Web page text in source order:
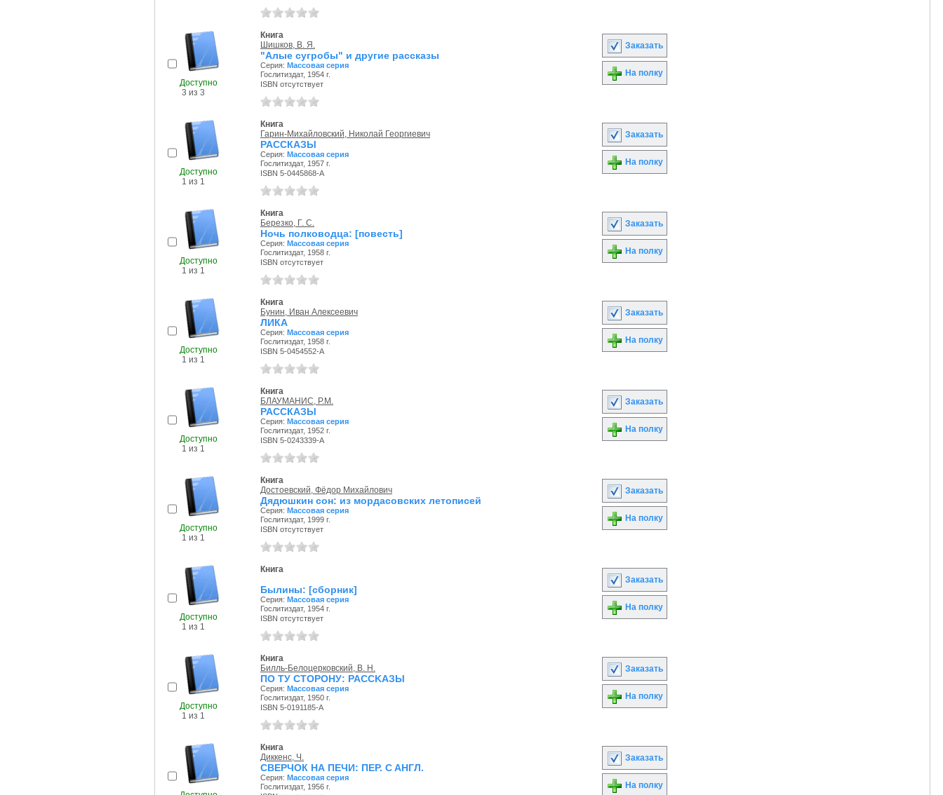
Доступно
3 из 3
Книга
Шишков, В. Я.
"Алые сугробы" и другие рассказы
Серия: Массовая серия
Гослитиздат, 1954 г.
ISBN отсутствует
Заказать
На полку
Доступно
1 из 1
Книга
Гарин-Михайловский, Николай Георгиевич
РАССКАЗЫ
Серия: Массовая серия
Гослитиздат, 1957 г.
ISBN 5-0445868-А
Заказать
На полку
Доступно
1 из 1
Книга
Березко, Г. С.
Ночь полководца: [повесть]
Серия: Массовая серия
Гослитиздат, 1958 г.
ISBN отсутствует
Заказать
На полку
Доступно
1 из 1
Книга
Бунин, Иван Алексеевич
ЛИКА
Серия: Массовая серия
Гослитиздат, 1958 г.
ISBN 5-0454552-А
Заказать
На полку
Доступно
1 из 1
Книга
БЛАУМАНИС, Р.М.
РАССКАЗЫ
Серия: Массовая серия
Гослитиздат, 1952 г.
ISBN 5-0243339-А
Заказать
На полку
Доступно
1 из 1
Книга
Достоевский, Фёдор Михайлович
Дядюшкин сон: из мордасовских летописей
Серия: Массовая серия
Гослитиздат, 1999 г.
ISBN отсутствует
Заказать
На полку
Доступно
1 из 1
Книга
Былины: [сборник]
Серия: Массовая серия
Гослитиздат, 1954 г.
ISBN отсутствует
Заказать
На полку
Доступно
1 из 1
Книга
Билль-Белоцерковский, В. Н.
ПО ТУ СТОРОНУ: PACCKAЗЫ
Серия: Массовая серия
Гослитиздат, 1950 г.
ISBN 5-0191185-А
Заказать
На полку
Книга
Диккенс, Ч.
СВЕРЧОК НА ПЕЧИ: ПEP. C AHГЛ.
Серия: Массовая серия
Гослитиздат, 1956 г.
Заказать
На полку